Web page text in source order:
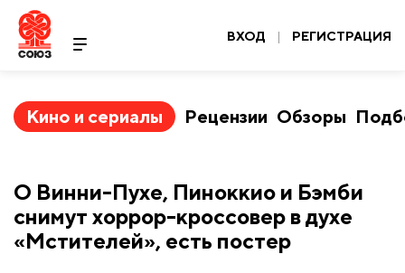
ВХОД | РЕГИСТРАЦИЯ
Кино и сериалы Рецензии Обзоры
О Винни-Пухе, Пиноккио и Бэмби
снимут хоррор-кроссовер в духе
«Мстителей», есть постер